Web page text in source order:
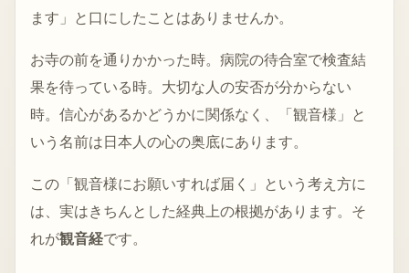
ます」と口にしたことはありませんか。
お寺の前を通りかかった時。病院の待合室で検査結
果を待っている時。大切な人の安否が分からない
時。信心があるかどうかに関係なく、「観音様」と
いう名前は日本人の心の奥底にあります。
この「観音様にお願いすれば届く」という考え方に
は、実はきちんとした経典上の根拠があります。そ
れが観音経です。